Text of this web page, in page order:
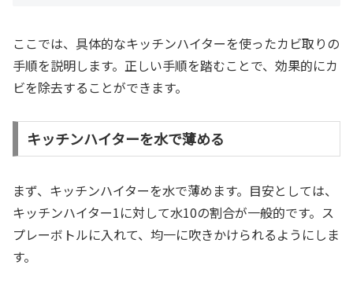
ここでは、具体的なキッチンハイターを使ったカビ取りの
手順を説明します。正しい手順を踏むことで、効果的にカ
ビを除去することができます。
キッチンハイターを水で薄める
まず、キッチンハイターを水で薄めます。目安としては、
キッチンハイター1に対して水10の割合が一般的です。ス
プレーボトルに入れて、均一に吹きかけられるようにしま
す。